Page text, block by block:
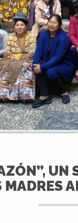
UN
MADRES